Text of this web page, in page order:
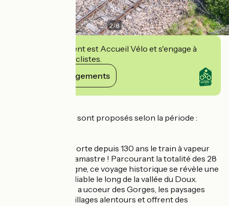
2/8
Cet établissement est Accueil Vélo et s'engage à
accueillir des cyclistes.
Voir ses engagements
Plusieurs voyages sont proposés selon la période :
C’est le nom que porte depuis 130 ans le train à vapeur
circulant jusqu’à Lamastre ! Parcourant la totalité des 28
kilomètres de la ligne, ce voyage historique se révèle une
expérience inoubliable le long de la vallée du Doux.
Après le parcours a ucoeur des Gorges, les paysages
s’ouvrent sur les villages alentours et offrent des